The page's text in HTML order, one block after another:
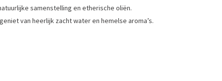
samenstelling en etherische oliën.
van heerlijk zacht water en hemelse aroma’s.